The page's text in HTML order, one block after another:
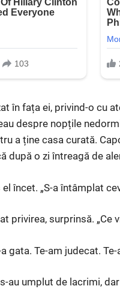
în fața ei, privind-o cu
despre nopțile
a ține casa curată.
după o zi întreagă de
el încet. „S-a întâmplat
privirea, surprinsă. „Ce
a gata. Te-am judecat.
au umplut de lacrimi,